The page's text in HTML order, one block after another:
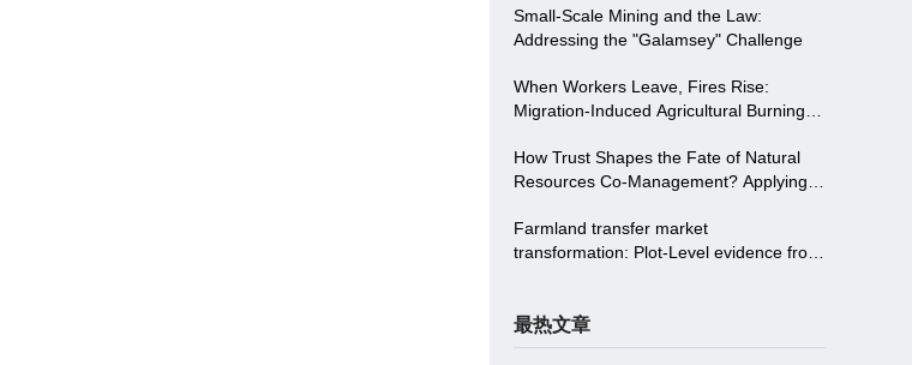
Small-Scale Mining and the Law:
Addressing the "Galamsey" Challenge
When Workers Leave, Fires Rise:
Migration-Induced Agricultural Burning
How Trust Shapes the Fate of Natural
Resources Co-Management? Applying
S Protected Area in China
Farmland transfer market
transformation: Plot-Level evidence from
最热文章